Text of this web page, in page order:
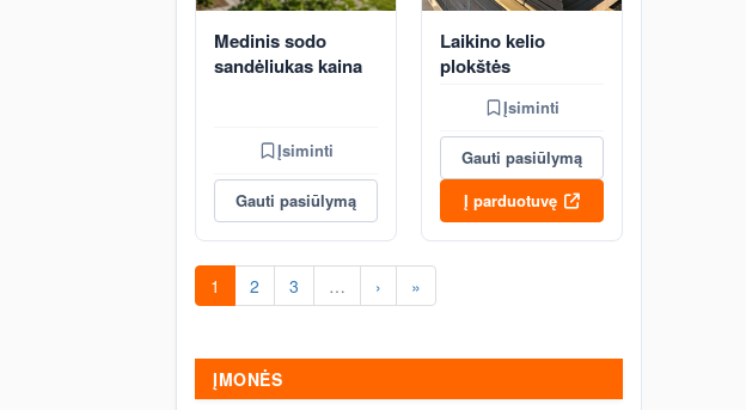
Medinis sodo
sandėliukas kaina
Įsiminti
Gauti pasiūlymą
Laikino kelio
plokštės
Įsiminti
Gauti pasiūlymą
Į parduotuvę
1 2 3 … › »
ĮMONĖS